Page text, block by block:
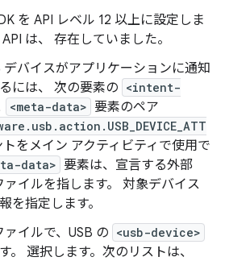
を API レベル 12 以上に設定しま
は、 存在していました。
デバイスがアプリケーションに通知
には、 次の要素の <intent-
<meta-data> 要素のペア
をメイン アクティビティで使用で
data> 要素は、宣言する外部
ァイルを指します。 対象デバイス
を指定します。
イルで、USB の <usb-device>
。 選択します。次のリストは、